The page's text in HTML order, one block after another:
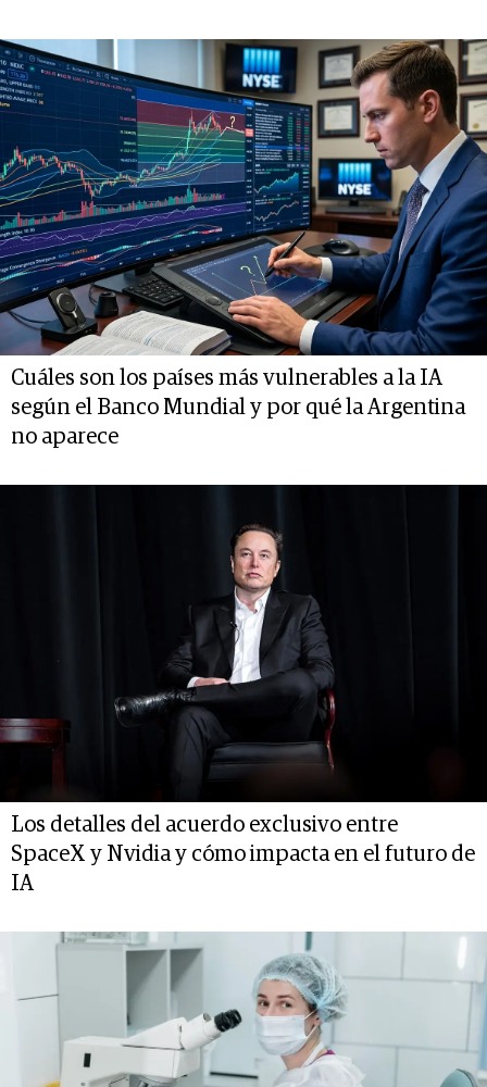
Cuáles son los países más vulnerables a la IA
según el Banco Mundial y por qué la Argentina
no aparece
Los detalles del acuerdo exclusivo entre
SpaceX y Nvidia y cómo impacta en el futuro de
IA